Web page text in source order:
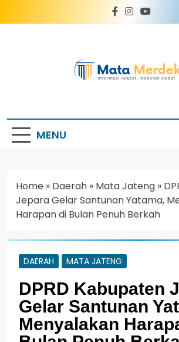
MENU
Home » Daerah » Mata Jateng »
Jepara Gelar Santunan Yatama,
Harapan di Bulan Penuh Berkah
DAERAH MATA JATENG
DPRD Kabupaten
Gelar Santunan
Menyalakan